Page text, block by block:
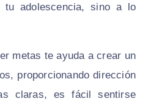
adolescencia, sino a lo
metas te ayuda a crear un
proporcionando dirección
claras, es fácil sentirse